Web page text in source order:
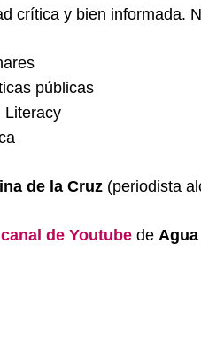
crítica y bien informada.
públicas
Literacy
de la Cruz (periodista
canal de Youtube de